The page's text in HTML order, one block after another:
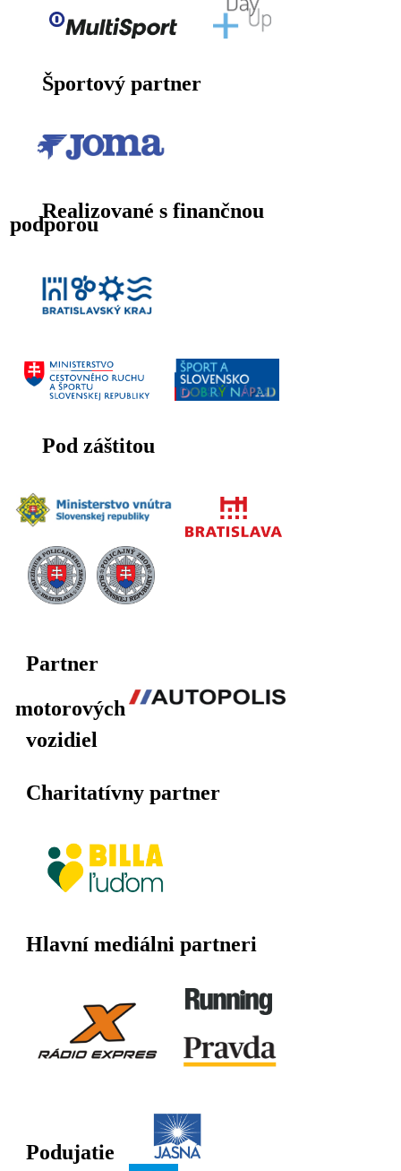
Športový partner
Realizované s finančnou
podporou
Pod záštitou
Partner
motorových
vozidiel
Charitatívny partner
Hlavní mediálni partneri
Podujatie